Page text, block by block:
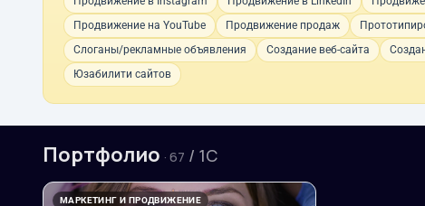
Продвижение на YouTube
Продвижение продаж
Слоганы/рекламные объявления
Создание веб-сайта
Юзабилити сайтов
Портфолио · 67 / 1С
МАРКЕТИНГ И ПРОДВИЖЕНИЕ